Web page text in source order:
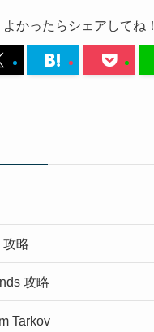
よかったらシェアしてね！
攻略
攻略
Tarkov